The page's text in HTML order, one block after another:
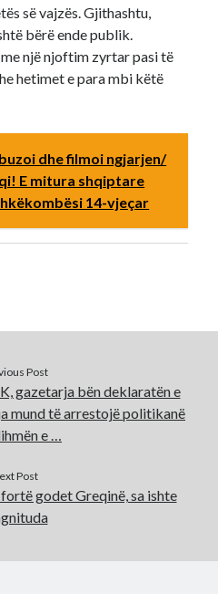
së vajzës. Gjithashtu,
bërë ende publik.
një njoftim zyrtar pasi të
hetimet e para mbi këtë
dhe filmoi ngjarjen/
E mitura shqiptare
14-vjeçar
Post
gazetarja bën deklaratën e
mund të arrestojë politikanë
e …
Post
godet Greqinë, sa ishte